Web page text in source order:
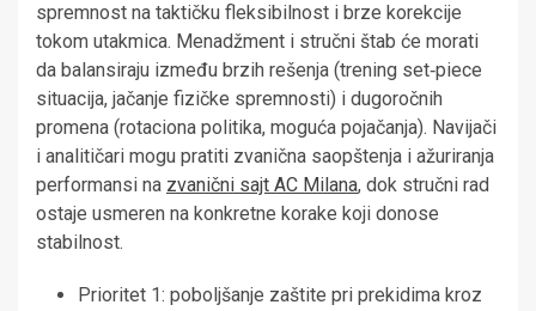
spremnost na taktičku fleksibilnost i brze korekcije
tokom utakmica. Menadžment i stručni štab će morati
da balansiraju između brzih rešenja (trening set‑piece
situacija, jačanje fizičke spremnosti) i dugoročnih
promena (rotaciona politika, moguća pojačanja). Navijači
i analitičari mogu pratiti zvanična saopštenja i ažuriranja
performansi na zvanični sajt AC Milana, dok stručni rad
ostaje usmeren na konkretne korake koji donose
stabilnost.
Prioritet 1: poboljšanje zaštite pri prekidima kroz